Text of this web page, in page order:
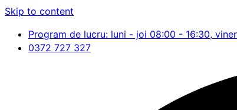
Skip to content
Program de lucru: luni - joi 08:00 - 16:30,
0372 727 327